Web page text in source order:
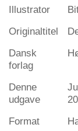
Illustrator
Originaltitel
Dansk
forlag
Denne
udgave
Format